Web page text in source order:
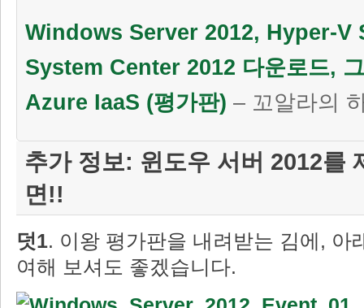
Windows Server 2012, Hyper-V
System Center 2012 다운로드,
Azure IaaS (평가판) – 꼬알라의
추가 정보: 윈도우 서버 2012를
면!!
덧1. 이왕 평가판을 내려받는 김에, 아
여해 보셔도 좋겠습니다.